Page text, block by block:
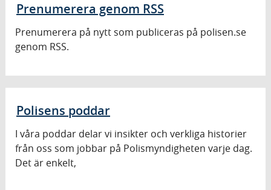
Prenumerera genom RSS
Prenumerera på nytt som publiceras på polisen.se
genom RSS.
Polisens poddar
I våra poddar delar vi insikter och verkliga historier
från oss som jobbar på Polismyndigheten varje dag.
Det är enkelt,